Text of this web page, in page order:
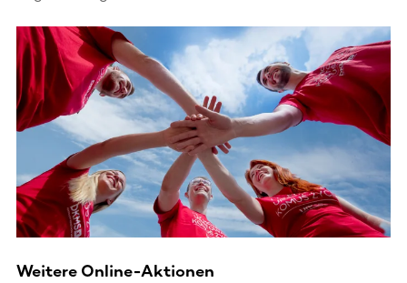
Weitere Online-Aktionen